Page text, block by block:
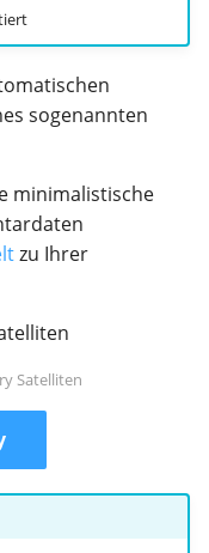
sogenannten
minimalistische
zu Ihrer
Satelliten